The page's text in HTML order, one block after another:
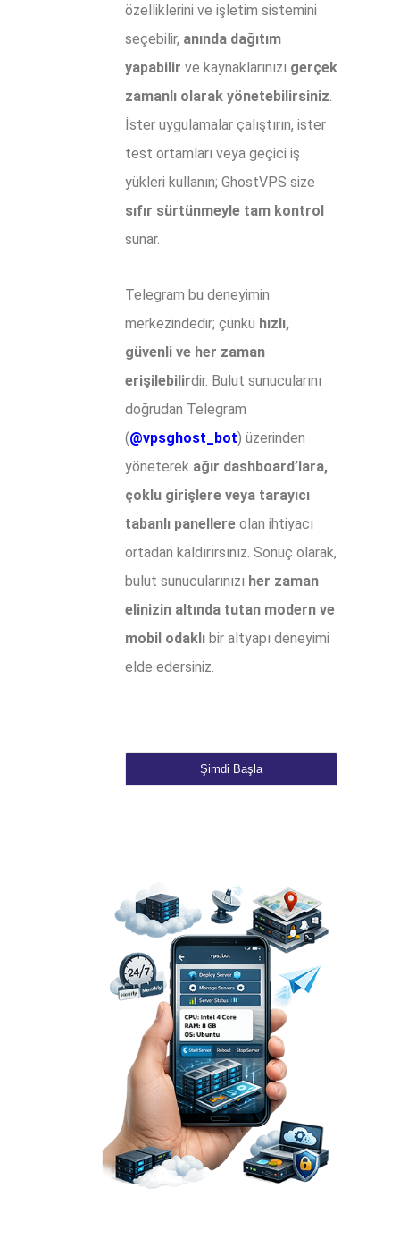
özelliklerini ve işletim sistemini
seçebilir, anında dağıtım
yapabilir ve kaynaklarınızı gerçek
zamanlı olarak yönetebilirsiniz
İster uygulamalar çalıştırın, ister
test ortamları veya geçici iş
yükleri kullanın; GhostVPS size
sıfır sürtünmeyle tam kontrol
sunar.
Telegram bu deneyimin
merkezindedir; çünkü hızlı,
güvenli ve her zaman
erişilebilirdir. Bulut sunucularını
doğrudan Telegram
(@vpsghost_bot) üzerinden
yöneterek ağır dashboard’lara,
çoklu girişlere veya tarayıcı
tabanlı panellere olan ihtiyacı
ortadan kaldırırsınız. Sonuç olarak,
bulut sunucularınızı her zaman
elinizin altında tutan modern ve
mobil odaklı bir altyapı deneyimi
elde edersiniz.
Şimdi Başla